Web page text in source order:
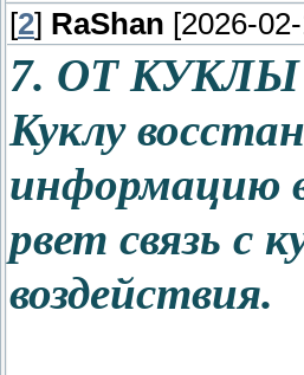
[2] RaShan [2026-
7. ОТ
Куклу
информацию
рвет связь с
воздействия.